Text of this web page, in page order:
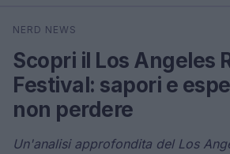
Cerca
NERD NEWS
Scopri il Los Angeles
Festival: sapori e
non perdere
Un'analisi approfondita del Los